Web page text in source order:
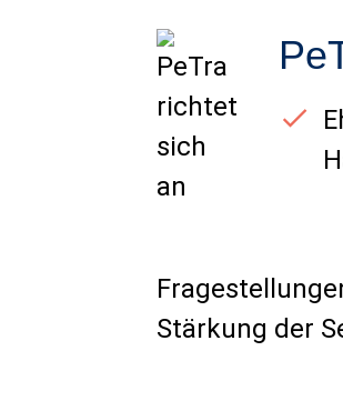
Stärkung der